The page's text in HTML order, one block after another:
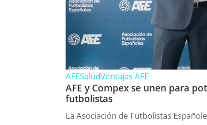
AFESaludVentajas AFE
AFE y Compex se unen para
futbolistas
La Asociación de Futbolistas